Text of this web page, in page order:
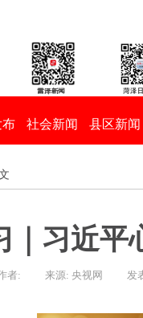
布 社会新闻 县区新闻
｜习近平
者: 来源: 央视网 发